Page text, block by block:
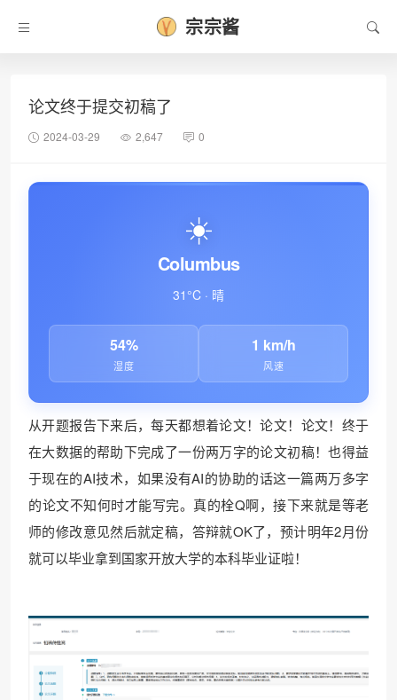
宗宗酱
论文终于提交初稿了
2024-03-29 2,647 0
☀️
Columbus
31°C · 晴
54%
湿度
1 km/h
风速
从开题报告下来后，每天都想着论文！论文！论文！终于
在大数据的帮助下完成了一份两万字的论文初稿！也得益
于现在的AI技术，如果没有AI的协助的话这一篇两万多字
的论文不知何时才能写完。真的栓Q啊，接下来就是等老
师的修改意见然后就定稿，答辩就OK了，预计明年2月份
就可以毕业拿到国家开放大学的本科毕业证啦！